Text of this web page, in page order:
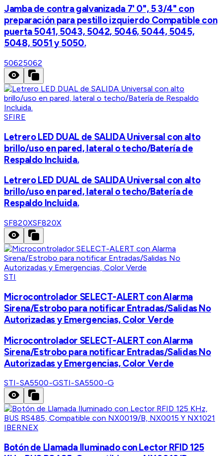
Jamba de contra galvanizada 7' 0", 5 3/4" con
preparación para pestillo izquierdo Compatible con
puerta 5041, 5043, 5042, 5046, 5044, 5045,
5048, 5051 y 5050.
50625062
SFIRE
Letrero LED DUAL de SALIDA Universal con alto
brillo/uso en pared, lateral o techo/Batería de
Respaldo Incluida.
Letrero LED DUAL de SALIDA Universal con alto
brillo/uso en pared, lateral o techo/Batería de
Respaldo Incluida.
SF820XSF820X
STI
Microcontrolador SELECT-ALERT con Alarma
Sirena/Estrobo para notificar Entradas/Salidas No
Autorizadas y Emergencias, Color Verde
Microcontrolador SELECT-ALERT con Alarma
Sirena/Estrobo para notificar Entradas/Salidas No
Autorizadas y Emergencias, Color Verde
STI-SA5500-GSTI-SA5500-G
IBERNEX
Botón de Llamada Iluminado con Lector RFID 125